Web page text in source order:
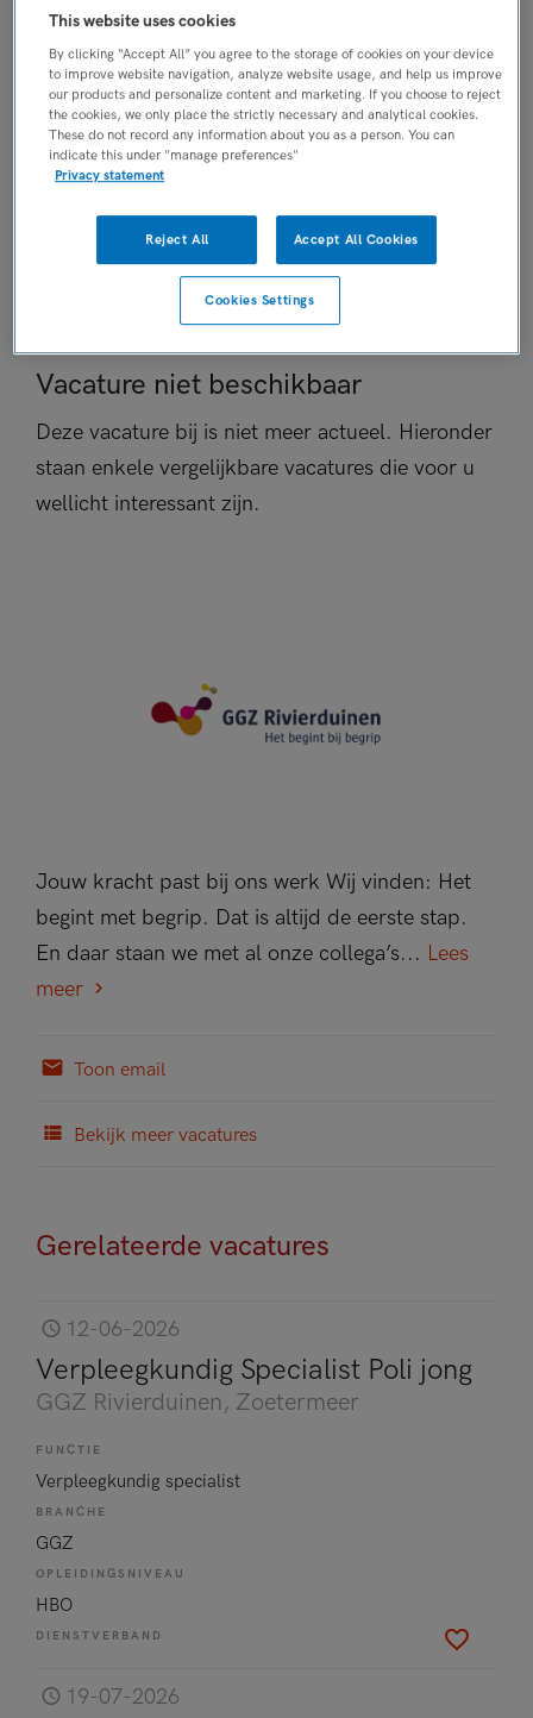
Vaste aanstelling
PLAATSINGSDATUM
8 mei 2026
NIVEAU
WO
ERVARING
DIENSTVERBAND
Fulltime
Vacature niet beschikbaar
Deze vacature bij is niet meer actueel. Hieronder
staan enkele vergelijkbare vacatures die voor u
wellicht interessant zijn.
Jouw kracht past bij ons werk Wij vinden: Het
begint met begrip. Dat is altijd de eerste stap.
En daar staan we met al onze collega’s... Lees
meer
Toon email
Bekijk meer vacatures
Gerelateerde vacatures
12-06-2026
Verpleegkundig Specialist Poli jong
GGZ Rivierduinen, Zoetermeer
FUNCTIE
Verpleegkundig specialist
BRANCHE
GGZ
OPLEIDINGSNIVEAU
HBO
DIENSTVERBAND
19-07-2026
This website uses cookies
By clicking “Accept All” you agree to the storage of cookies on your device
to improve website navigation, analyze website usage, and help us improve
our products and personalize content and marketing. If you choose to reject
the cookies, we only place the strictly necessary and analytical cookies.
These do not record any information about you as a person. You can
indicate this under "manage preferences"
Privacy statement
Reject All Accept All Cookies
Cookies Settings